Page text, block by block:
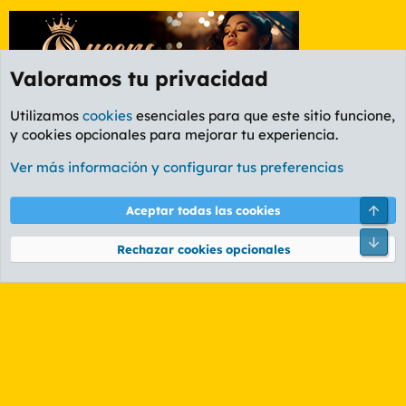
Foro General
Cookies
PL OLDSTYLE AMARILLO
Términos y reglas Política de privacidad Ayuda
Community platform by XenForo® © 2010-2026 XenForo Ltd.
Valoramos tu privacidad
Utilizamos cookies esenciales para que este sitio funcione,
y cookies opcionales para mejorar tu experiencia.
Ver más información y configurar tus preferencias
Aceptar todas las cookies
Rechazar cookies opcionales
Pie